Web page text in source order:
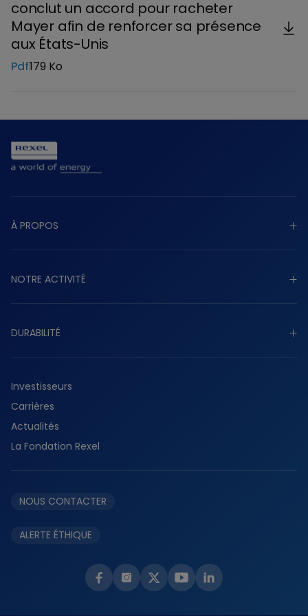
conclut un accord pour racheter
Mayer afin de renforcer sa présence
aux États-Unis
Pdf179 Ko
À PROPOS
Stratégie
Gouvernance
NOTRE ACTIVITÉ
Tertiaire
Résidentiel
Services
Fournisseurs
DURABILITÉ
Investisseurs
Carrières
Actualités
La Fondation Rexel
NOUS CONTACTER
ALERTE ÉTHIQUE